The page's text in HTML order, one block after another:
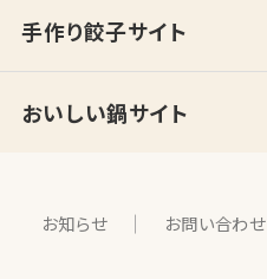
手作り餃子サイト
おいしい鍋サイト
お知らせ お問い合わせ